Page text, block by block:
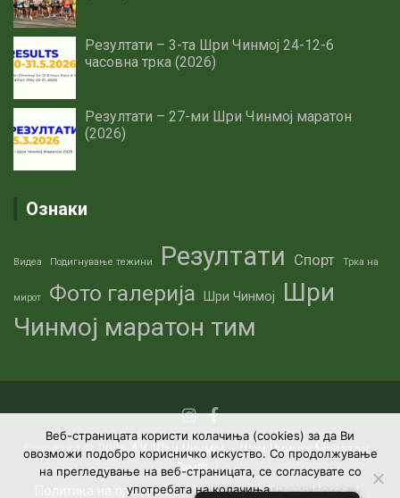
Резултати – 3-та Шри Чинмој 24-12-6
часовна трка (2026)
Резултати – 27-ми Шри Чинмој маратон
(2026)
Ознаки
Видеа Подигнување тежини Резултати Спорт Трка на
мирот Фото галерија Шри Чинмој
Шри
Чинмој маратон тим
Copyright © 2026АК Шри Чинмој – Шри Чинмој Маратон
Тим®
Политика на приватност
Theme by:Theme Horse
Веб-страницата користи колачиња (cookies) за да Ви
овозможи подобро корисничко искуство. Со продолжување
на прегледување на веб-страницата, се согласувате со
употребата на колачиња.